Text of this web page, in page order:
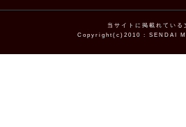
当サイトに掲載れてい
Copyright(c)2010 : SENDAI